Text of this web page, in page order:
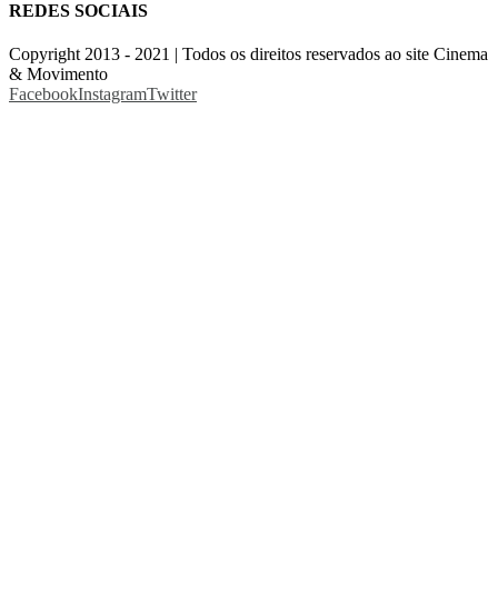
REDES SOCIAIS
Copyright 2013 - 2021 | Todos os direitos reservados ao site Cinema
& Movimento
FacebookInstagramTwitter